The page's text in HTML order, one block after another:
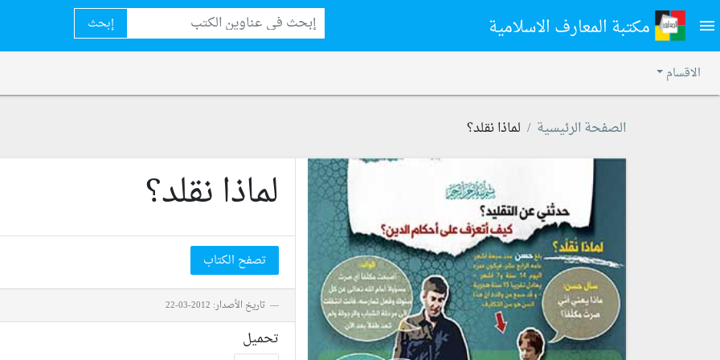
menu مكتبة المعارف الاسلامية إبحث
الاقسام
الصفحة الرئيسية لماذا نقلد؟
لماذا نقلد؟
تصفح الكتاب
تاريخ الأصدار: 2012-03-22
تحميل